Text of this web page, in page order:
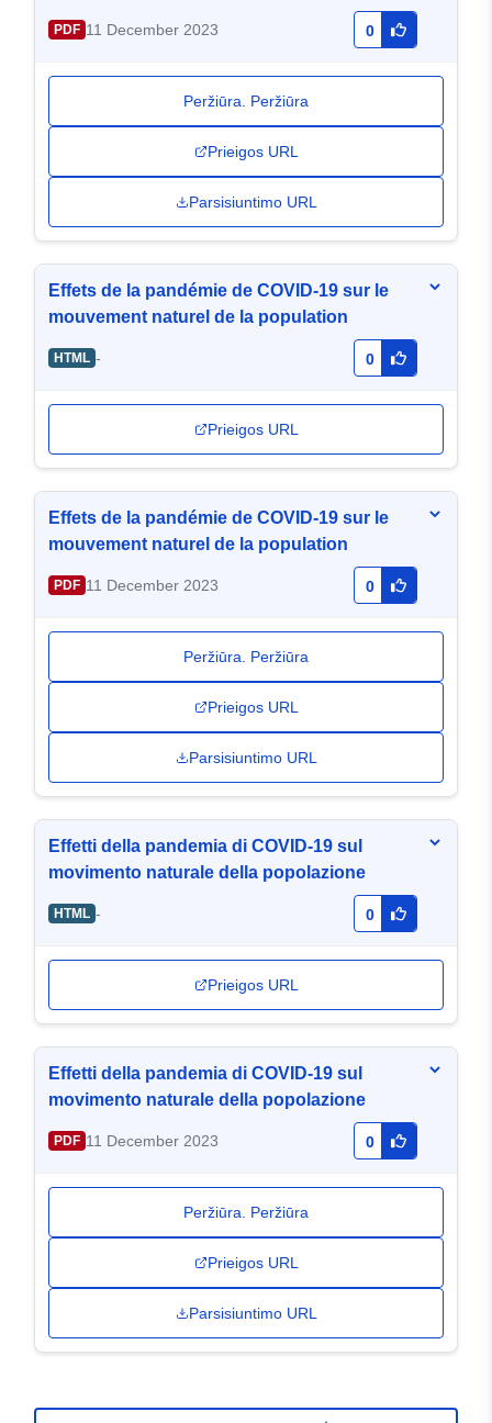
PDF 11 December 2023 0
Peržiūra. Peržiūra
Prieigos URL
Parsisiuntimo URL
Effets de la pandémie de COVID-19 sur le
mouvement naturel de la population
HTML - 0
Prieigos URL
Effets de la pandémie de COVID-19 sur le
mouvement naturel de la population
PDF 11 December 2023 0
Peržiūra. Peržiūra
Prieigos URL
Parsisiuntimo URL
Effetti della pandemia di COVID-19 sul
movimento naturale della popolazione
HTML - 0
Prieigos URL
Effetti della pandemia di COVID-19 sul
movimento naturale della popolazione
PDF 11 December 2023 0
Peržiūra. Peržiūra
Prieigos URL
Parsisiuntimo URL